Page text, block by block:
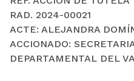
RAD. 2024-00021
ACTE: ALEJANDRA
ACCIONADO:
DEPARTAMENTAL DEL